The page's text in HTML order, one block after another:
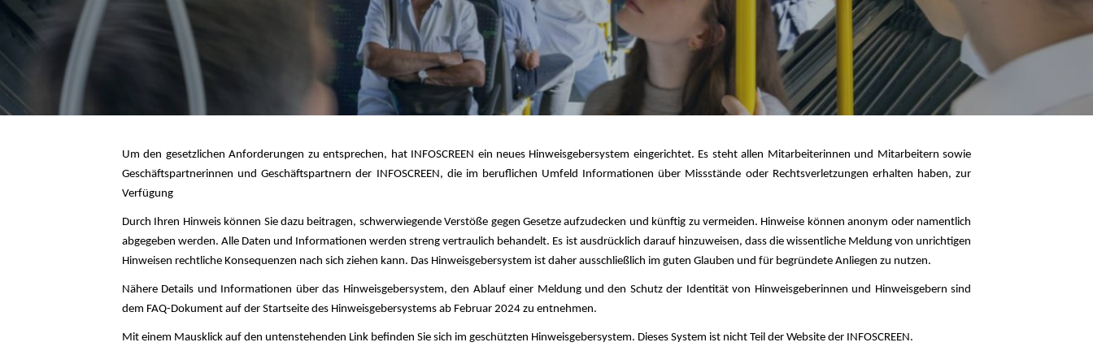
Steyr
Um den gesetzlichen Anforderungen zu entsprechen, hat INFOSCREEN ein neues Hinweisgebersystem eingerichtet. Es steht allen Mitarbeiterinnen und Mitarbeitern sowie
Geschäftspartnerinnen und Geschäftspartnern der INFOSCREEN, die im beruflichen Umfeld Informationen über Missstände oder Rechtsverletzungen erhalten haben, zur
Verfügung
Durch Ihren Hinweis können Sie dazu beitragen, schwerwiegende Verstöße gegen Gesetze aufzudecken und künftig zu vermeiden. Hinweise können anonym oder namentlich
abgegeben werden. Alle Daten und Informationen werden streng vertraulich behandelt. Es ist ausdrücklich darauf hinzuweisen, dass die wissentliche Meldung von unrichtigen
Hinweisen rechtliche Konsequenzen nach sich ziehen kann. Das Hinweisgebersystem ist daher ausschließlich im guten Glauben und für begründete Anliegen zu nutzen.
Nähere Details und Informationen über das Hinweisgebersystem, den Ablauf einer Meldung und den Schutz der Identität von Hinweisgeberinnen und Hinweisgebern sind
dem FAQ-Dokument auf der Startseite des Hinweisgebersystems ab Februar 2024 zu entnehmen.
Mit einem Mausklick auf den untenstehenden Link befinden Sie sich im geschützten Hinweisgebersystem. Dieses System ist nicht Teil der Website der INFOSCREEN.